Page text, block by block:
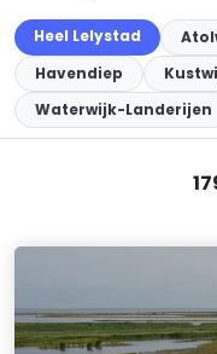
Heel Lelystad
Havendiep
Waterwijk-Landerijen